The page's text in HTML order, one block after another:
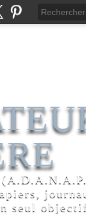
seul